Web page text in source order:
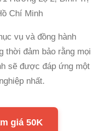
Chí Minh
vụ và đồng hành
thời đảm bảo rằng mọi
sẽ được đáp ứng một
nhất.
giá 50K